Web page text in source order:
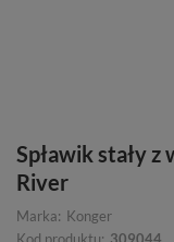
Spławik stały
River
Marka: Konger
Kod produktu: 309044